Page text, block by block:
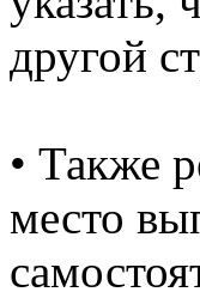
другой
• Также
место